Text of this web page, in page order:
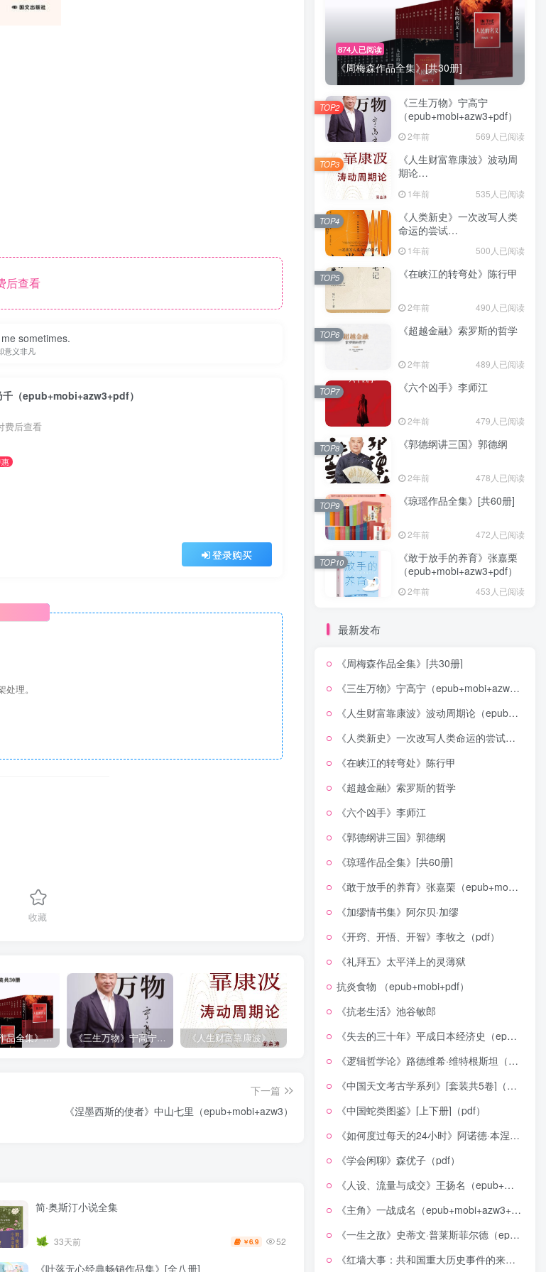
后查看
sometimes.
意义非凡
千（epub+mobi+azw3+pdf）
费后查看
登录购买
理。
收藏
《周梅森作品全集》[共30册] 《三生万物》宁高宁（epub+mobi+azw3+pdf） 《人生财富靠康波》波动周期论（epub+mobi+azw3+pdf） 《人类新史》一次改写人类命运的尝试（epub+mobi+azw3+pdf） 《在峡江的转弯处》陈行甲
下一篇
《涅墨西斯的使者》中山七里（epub+mobi+azw3）
简·奥斯汀小说全集
33天前 ￥6.9 52
《叶落无心经典畅销作品集》[全八册]
874人已阅读
《周梅森作品全集》[共30册]
《三生万物》宁高宁
（epub+mobi+azw3+pdf）
2年前 569人已阅读
TOP2
《人生财富靠康波》波动周
期论
1年前 535人已阅读
TOP3
《人类新史》一次改写人类
命运的尝试
1年前 500人已阅读
TOP4
《在峡江的转弯处》陈行甲
2年前 490人已阅读
TOP5
《超越金融》索罗斯的哲学
2年前 489人已阅读
TOP6
《六个凶手》李师江
2年前 479人已阅读
TOP7
《郭德纲讲三国》郭德纲
2年前 478人已阅读
TOP8
《琼瑶作品全集》[共60册]
2年前 472人已阅读
TOP9
《敢于放手的养育》张嘉栗
（epub+mobi+azw3+pdf）
2年前 453人已阅读
TOP10
最新发布
《周梅森作品全集》[共30册]
《三生万物》宁高宁（epub+mobi+azw3+pdf）
《人生财富靠康波》波动周期论（epub+mobi+azw3+pdf）
《人类新史》一次改写人类命运的尝试（epub+mobi+azw3+pdf）
《在峡江的转弯处》陈行甲
《超越金融》索罗斯的哲学
《六个凶手》李师江
《郭德纲讲三国》郭德纲
《琼瑶作品全集》[共60册]
《敢于放手的养育》张嘉栗（epub+mobi+azw3+pdf）
《加缪情书集》阿尔贝·加缪
《开窍、开悟、开智》李牧之（pdf）
《礼拜五》太平洋上的灵薄狱
抗炎食物 （epub+mobi+pdf）
《抗老生活》池谷敏郎
《失去的三十年》平成日本经济史（epub+mobi+azw3+pdf）
《逻辑哲学论》路德维希·维特根斯坦（epub+mobi+azw3+pdf）
《中国天文考古学系列》[套装共5卷]（epub+mobi+azw3+pdf）
《中国蛇类图鉴》[上下册]（pdf）
《如何度过每天的24小时》阿诺德·本涅特（epub+mobi+azw3+pdf）
《学会闲聊》森优子（pdf）
《人设、流量与成交》王扬名（epub+mobi+azw3+pdf）
《主角》一战成名（epub+mobi+azw3+pdf）
《一生之敌》史蒂文·普莱斯菲尔德（epub+mobi+azw3+pdf）
《红墙大事：共和国重大历史事件的来龙去脉》（全二册）（pdf）